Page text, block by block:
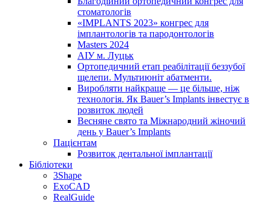
стоматологів
«IMPLANTS 2023» конгрес для
імплантологів та пародонтологів
Masters 2024
АІУ м. Луцьк
Ортопедичний етап реабілітації беззубої
щелепи. Мультиюніт абатменти.
Виробляти найкраще — це більше, ніж
технологія. Як Bauer’s Implants інвестує в
розвиток людей
Весняне свято та Міжнародний жіночий
день у Bauer’s Implants
Пацієнтам
Розвиток дентальної імплантації
Бібліотеки
3Shape
ExoCAD
RealGuide